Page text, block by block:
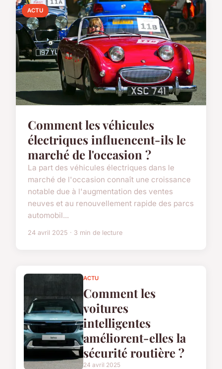
ACTU
Comment les véhicules
électriques influencent-ils le
marché de l'occasion ?
La part des véhicules électriques dans le
marché de l'occasion connaît une croissance
notable due à l'augmentation des ventes
neuves et au renouvellement rapide des parcs
automobil...
24 avril 2025 · 3 min de lecture
ACTU
Comment les
voitures
intelligentes
améliorent-elles la
sécurité routière ?
24 avril 2025